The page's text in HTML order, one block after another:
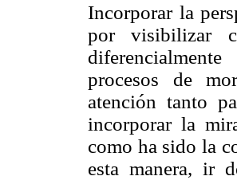
Incorporar la
por visibilizar
procesos de
atención tanto
incorporar la
como ha sido la
esta manera, ir